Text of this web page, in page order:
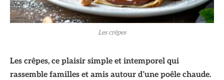
Les crêpes
Les crêpes, ce plaisir simple et intemporel qui
rassemble familles et amis autour d’une poêle chaude.